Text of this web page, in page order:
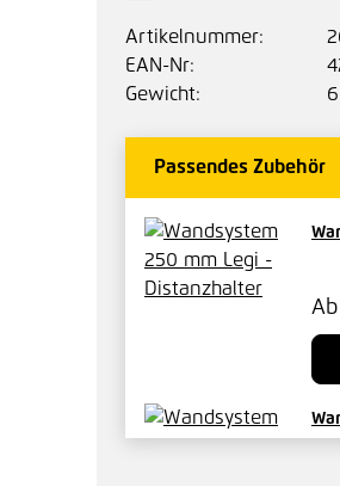
Artikelnummer:
EAN-Nr:
Gewicht:
Passendes Zubehör
Ab